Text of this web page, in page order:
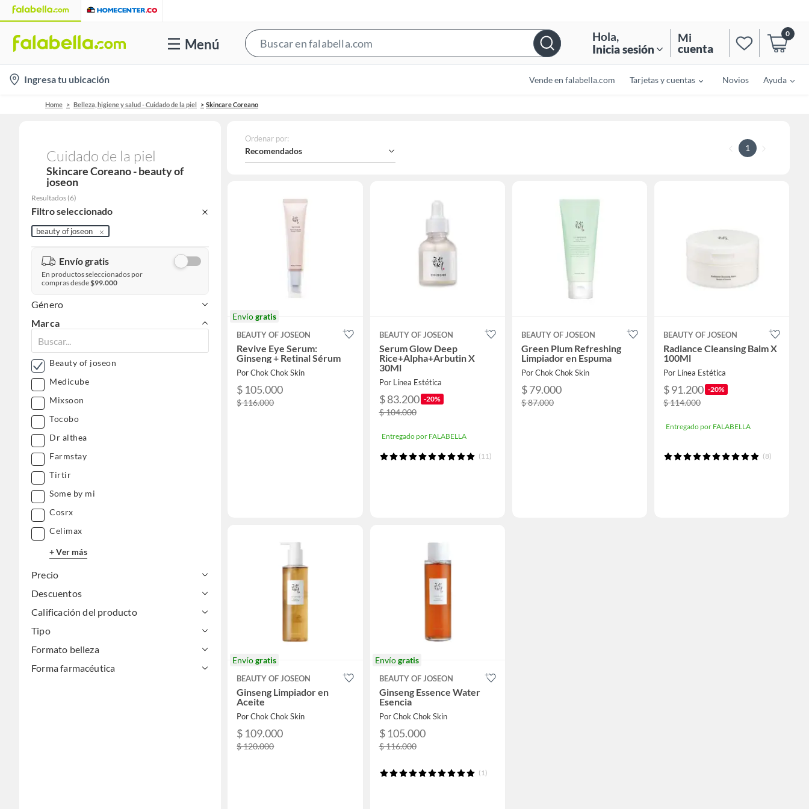
Menú
Bar
Hola,
Inicia sesión
Mi
cuenta
0
location-
icon
Ingresa tu ubicación Vende en falabella.com Tarjetas y cuentas Novios Ayuda
Home Belleza, higiene y salud - Cuidado de la piel Skincare Coreano
Cuidado de la piel
Skincare Coreano - beauty of
joseon
Resultados (6)
Filtro seleccionado
beauty of joseon
Envío gratis
En productos seleccionados por
compras desde$99.000
Género
Marca
Beauty of joseon
Medicube
Mixsoon
Tocobo
Dr althea
Farmstay
Tirtir
Some by mi
Cosrx
Celimax
+ Ver más
Precio
Descuentos
Calificación del producto
Tipo
Formato belleza
Forma farmacéutica
Ordenar por:
Recomendados 1
Envíogratis
BEAUTY OF JOSEON
Revive Eye Serum:
Ginseng + Retinal Sérum
Por Chok Chok Skin
$ 105.000
$ 116.000
BEAUTY OF JOSEON
Serum Glow Deep
Rice+Alpha+Arbutin X
30Ml
Por Línea Estética
$ 83.200 -20%
$ 104.000
Entregado por FALABELLA
(11)
BEAUTY OF JOSEON
Green Plum Refreshing
Limpiador en Espuma
Por Chok Chok Skin
$ 79.000
$ 87.000
BEAUTY OF JOSEON
Radiance Cleansing Balm X
100Ml
Por Línea Estética
$ 91.200 -20%
$ 114.000
Entregado por FALABELLA
(8)
Envíogratis
BEAUTY OF JOSEON
Ginseng Limpiador en
Aceite
Por Chok Chok Skin
$ 109.000
$ 120.000
Envíogratis
BEAUTY OF JOSEON
Ginseng Essence Water
Esencia
Por Chok Chok Skin
$ 105.000
$ 116.000
(1)